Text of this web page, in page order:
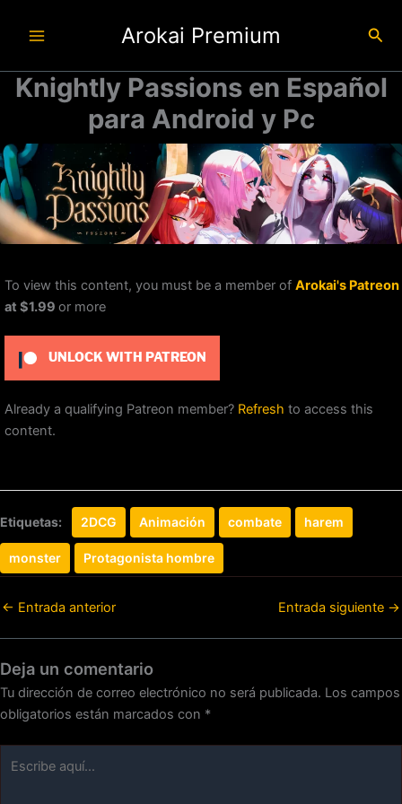
Arokai Premium
Knightly Passions en Español
para Android y Pc
To view this content, you must be a member of Arokai's Patreon
at $1.99 or more
UNLOCK WITH PATREON
Already a qualifying Patreon member? Refresh to access this
content.
Etiquetas: 2DCG Animación combate harem
monster Protagonista hombre
← Entrada anterior Entrada siguiente →
Deja un comentario
Tu dirección de correo electrónico no será publicada. Los campos
obligatorios están marcados con *
aquí...